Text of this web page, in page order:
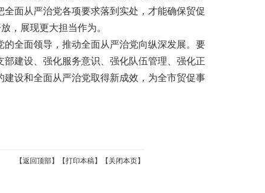
面从严治党各项要求落到实处，才能确保贸促
，展现更大担当作为。
全面领导，推动全面从严治党向纵深发展。要
建设、强化服务意识、强化队伍管理、强化正
设和全面从严治党取得新成效，为全市贸促事
【返回顶部】 【打印本稿】 【关闭本页】